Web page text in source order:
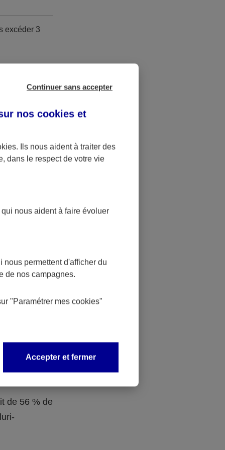
excéder 3
à 41,136 €.
la
aux
de 56 % de
Continuer sans accepter
nos cookies et
. Ils nous aident à traiter des
dans le respect de votre vie
nous aident à faire évoluer
nous permettent d'afficher du
de nos campagnes.
"Paramétrer mes cookies"
Accepter et fermer